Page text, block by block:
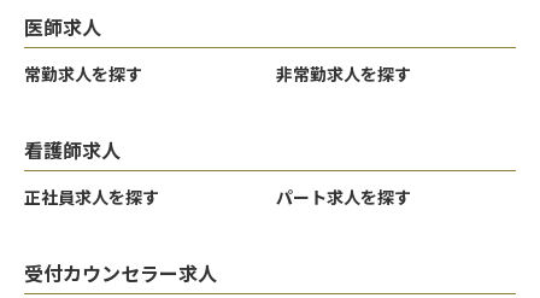
医師求人
常勤求人を探す 非常勤求人を探す
看護師求人
正社員求人を探す パート求人を探す
受付カウンセラー求人